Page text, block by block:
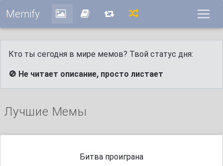
Memify
Кто ты сегодня в мире мемов? Твой статус дня:
🚫 Не читает описание, просто листает
Лучшие Мемы
Битва проиграна